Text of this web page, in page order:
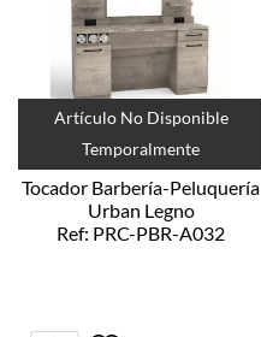
Artículo No Disponible
Temporalmente
Tocador Barbería-Peluquería
Urban Legno
Ref: PRC-PBR-A032